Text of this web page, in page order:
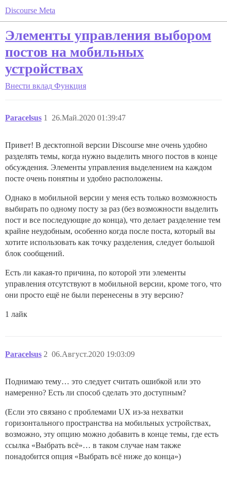
Discourse Meta
Элементы управления выбором
постов на мобильных
устройствах
Внести вклад Функция
Paracelsus 26.Май.2020 01:39:47
1
Привет! В десктопной версии Discourse мне очень удобно
разделять темы, когда нужно выделить много постов в конце
обсуждения. Элементы управления выделением на каждом
посте очень понятны и удобно расположены.
Однако в мобильной версии у меня есть только возможность
выбирать по одному посту за раз (без возможности выделить
пост и все последующие до конца), что делает разделение тем
крайне неудобным, особенно когда после поста, который вы
хотите использовать как точку разделения, следует большой
блок сообщений.
Есть ли какая-то причина, по которой эти элементы
управления отсутствуют в мобильной версии, кроме того, что
они просто ещё не были перенесены в эту версию?
1 лайк
Paracelsus 06.Август.2020 19:03:09
2
Поднимаю тему… это следует считать ошибкой или это
намеренно? Есть ли способ сделать это доступным?
(Если это связано с проблемами UX из-за нехватки
горизонтального пространства на мобильных устройствах,
возможно, эту опцию можно добавить в конце темы, где есть
ссылка «Выбрать всё»… в таком случае нам также
понадобится опция «Выбрать всё ниже до конца»)